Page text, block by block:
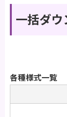
一括ダウ
各種様式一覧